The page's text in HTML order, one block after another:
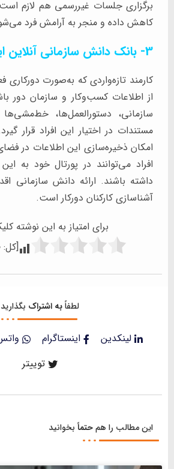
برگزاری جلسات غیررسمی هم لازم است
کاهش داده و منجر به آرامش فرد
3- بانک دانش سازمانی آنلاین ایجاد کنید.
کارمند تازه‌واردی که به‌صورت دورکاری
از اطلاعات کسب‌وکار و سازمان دور
سازمانی، دستورالعمل‌ها،
مستندات در اختیار این افراد قرار
امکان ذخیره‌سازی این اطلاعات در
افراد می‌توانند در پورتال خود به
داشته باشند. ارائه دانش سازمانی
آشناسازی کارکنان دورکار است.
برای امتیاز به این نوشته
[کل:
لطفاًبه اشتراک بگذارید
لینکدین اینستاگرام
توییتر
این مطالب را همحتماً بخوانید